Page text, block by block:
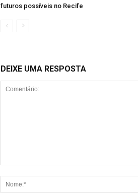
futuros possíveis no Recife
DEIXE UMA RESPOSTA